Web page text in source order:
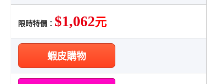
限時特價： $1,062元
蝦皮購物